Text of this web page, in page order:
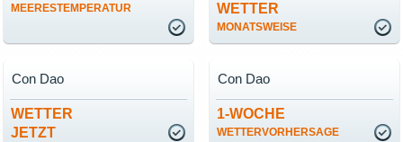
MEERESTEMPERATUR WETTER
MONATSWEISE
WETTER
JETZT
Con Dao
1-WOCHE
WETTERVORHERSAGE
Con Dao